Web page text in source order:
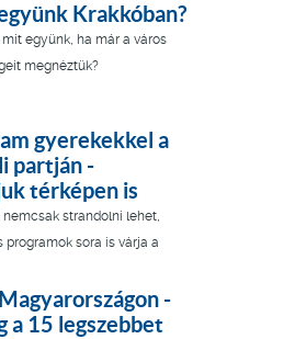
Krakkóban?
együnk, ha már a város
megnéztük?
gyerekekkel a
partján -
térképen is
strandolni lehet,
programok sora is várja a
-
a 15 legszebbet